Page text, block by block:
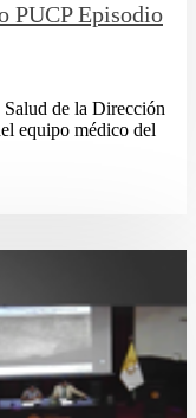
PUCP Episodio
de la Dirección
equipo médico del